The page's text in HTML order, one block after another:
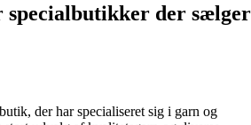
specialbutikker der sælger
der har specialiseret sig i garn og